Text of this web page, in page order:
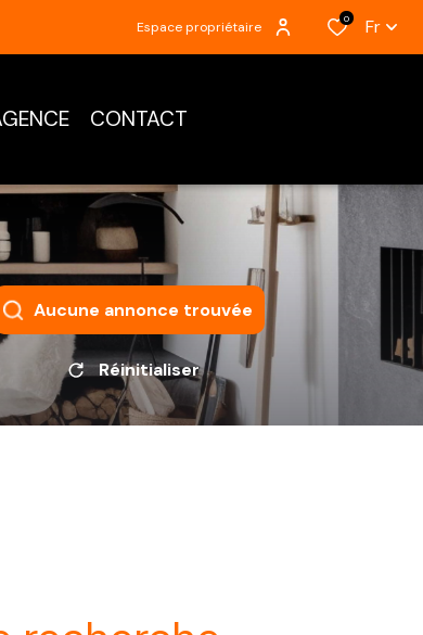
Espace propriétaire
0 Fr
CONTACT
Aucune annonce trouvée
Réinitialiser